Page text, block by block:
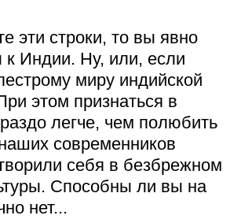
эти строки, то вы явно
Индии. Ну, или, если
миру индийской
этом признаться в
легче, чем полюбить
современников
себя в безбрежном
Способны ли вы на
нет...